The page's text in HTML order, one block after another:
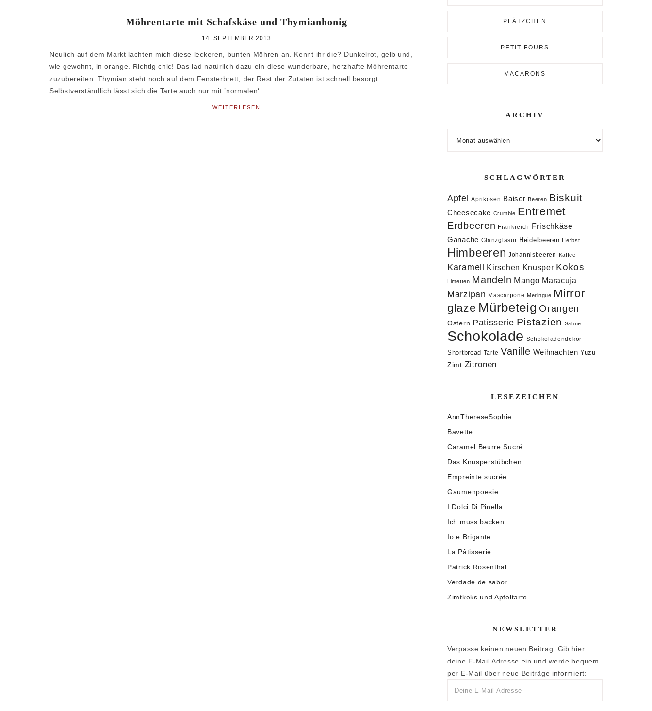
Möhrentarte mit Schafskäse und Thymianhonig
14. SEPTEMBER 2013
Neulich auf dem Markt lachten mich diese leckeren, bunten Möhren an. Kennt ihr die? Dunkelrot, gelb und,
wie gewohnt, in orange. Richtig chic! Das läd natürlich dazu ein diese wunderbare, herzhafte Möhrentarte
zuzubereiten. Thymian steht noch auf dem Fensterbrett, der Rest der Zutaten ist schnell besorgt.
Selbstverständlich lässt sich die Tarte auch nur mit ’normalen‘
WEITERLESEN
PLÄTZCHEN
PETIT FOURS
MACARONS
ARCHIV
SCHLAGWÖRTER
Apfel Aprikosen Baiser Beeren Biskuit
Cheesecake Crumble Entremet
Erdbeeren Frankreich Frischkäse
Ganache Glanzglasur Heidelbeeren Herbst
Himbeeren Johannisbeeren Kaffee
Karamell Kirschen Knusper Kokos
Limetten Mandeln Mango Maracuja
Marzipan Mascarpone Meringue Mirror
glaze Mürbeteig Orangen
Ostern Patisserie Pistazien Sahne
Schokolade Schokoladendekor
Shortbread Tarte Vanille Weihnachten Yuzu
Zimt Zitronen
LESEZEICHEN
AnnThereseSophie
Bavette
Caramel Beurre Sucré
Das Knusperstübchen
Empreinte sucrée
Gaumenpoesie
I Dolci Di Pinella
Ich muss backen
Io e Brigante
La Pâtisserie
Patrick Rosenthal
Verdade de sabor
Zimtkeks und Apfeltarte
NEWSLETTER
Verpasse keinen neuen Beitrag! Gib hier
deine E-Mail Adresse ein und werde bequem
per E-Mail über neue Beiträge informiert: